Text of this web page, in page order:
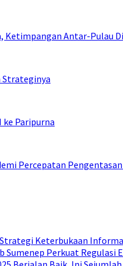
Ketimpangan Antar-Pulau
Strateginya
ke Paripurna
Percepatan
Keterbukaan
Sumenep Perkuat Regulasi